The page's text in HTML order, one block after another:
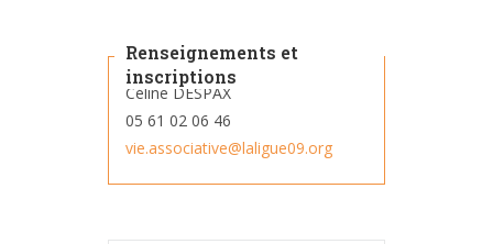
Renseignements et
inscriptions
Céline DESPAX
05 61 02 06 46
vie.associative@laligue09.org